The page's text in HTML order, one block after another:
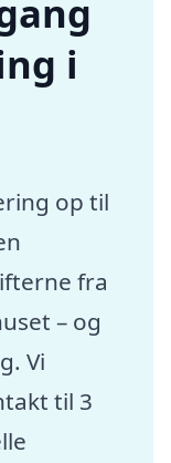
i
op til
fra
– og
Vi
til 3